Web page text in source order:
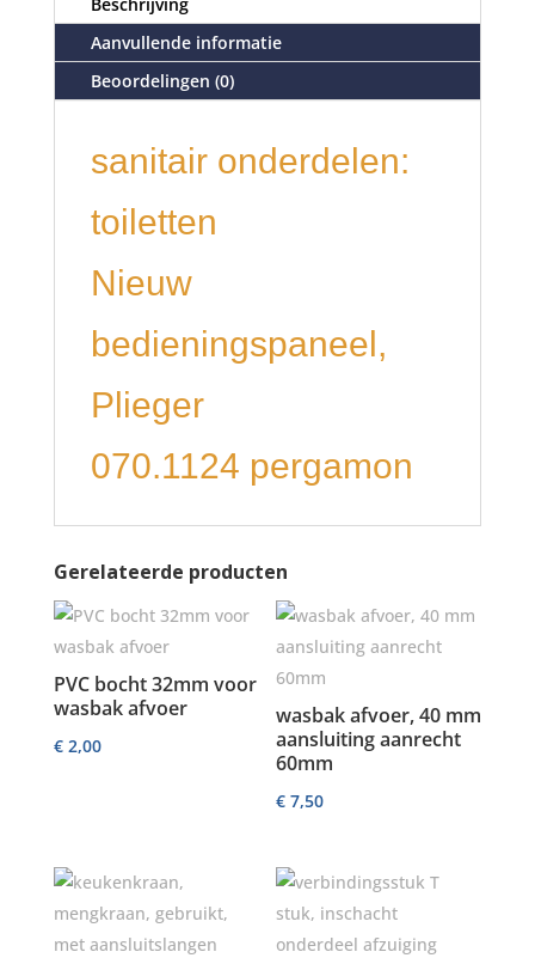
Aanvullende informatie
Beoordelingen (0)
sanitair onderdelen:
toiletten
Nieuw
bedieningspaneel,
Plieger
070.1124 pergamon
Gerelateerde producten
PVC bocht 32mm voor
wasbak afvoer
€2,00
wasbak afvoer, 40 mm
aansluiting aanrecht
60mm
€ 7,50